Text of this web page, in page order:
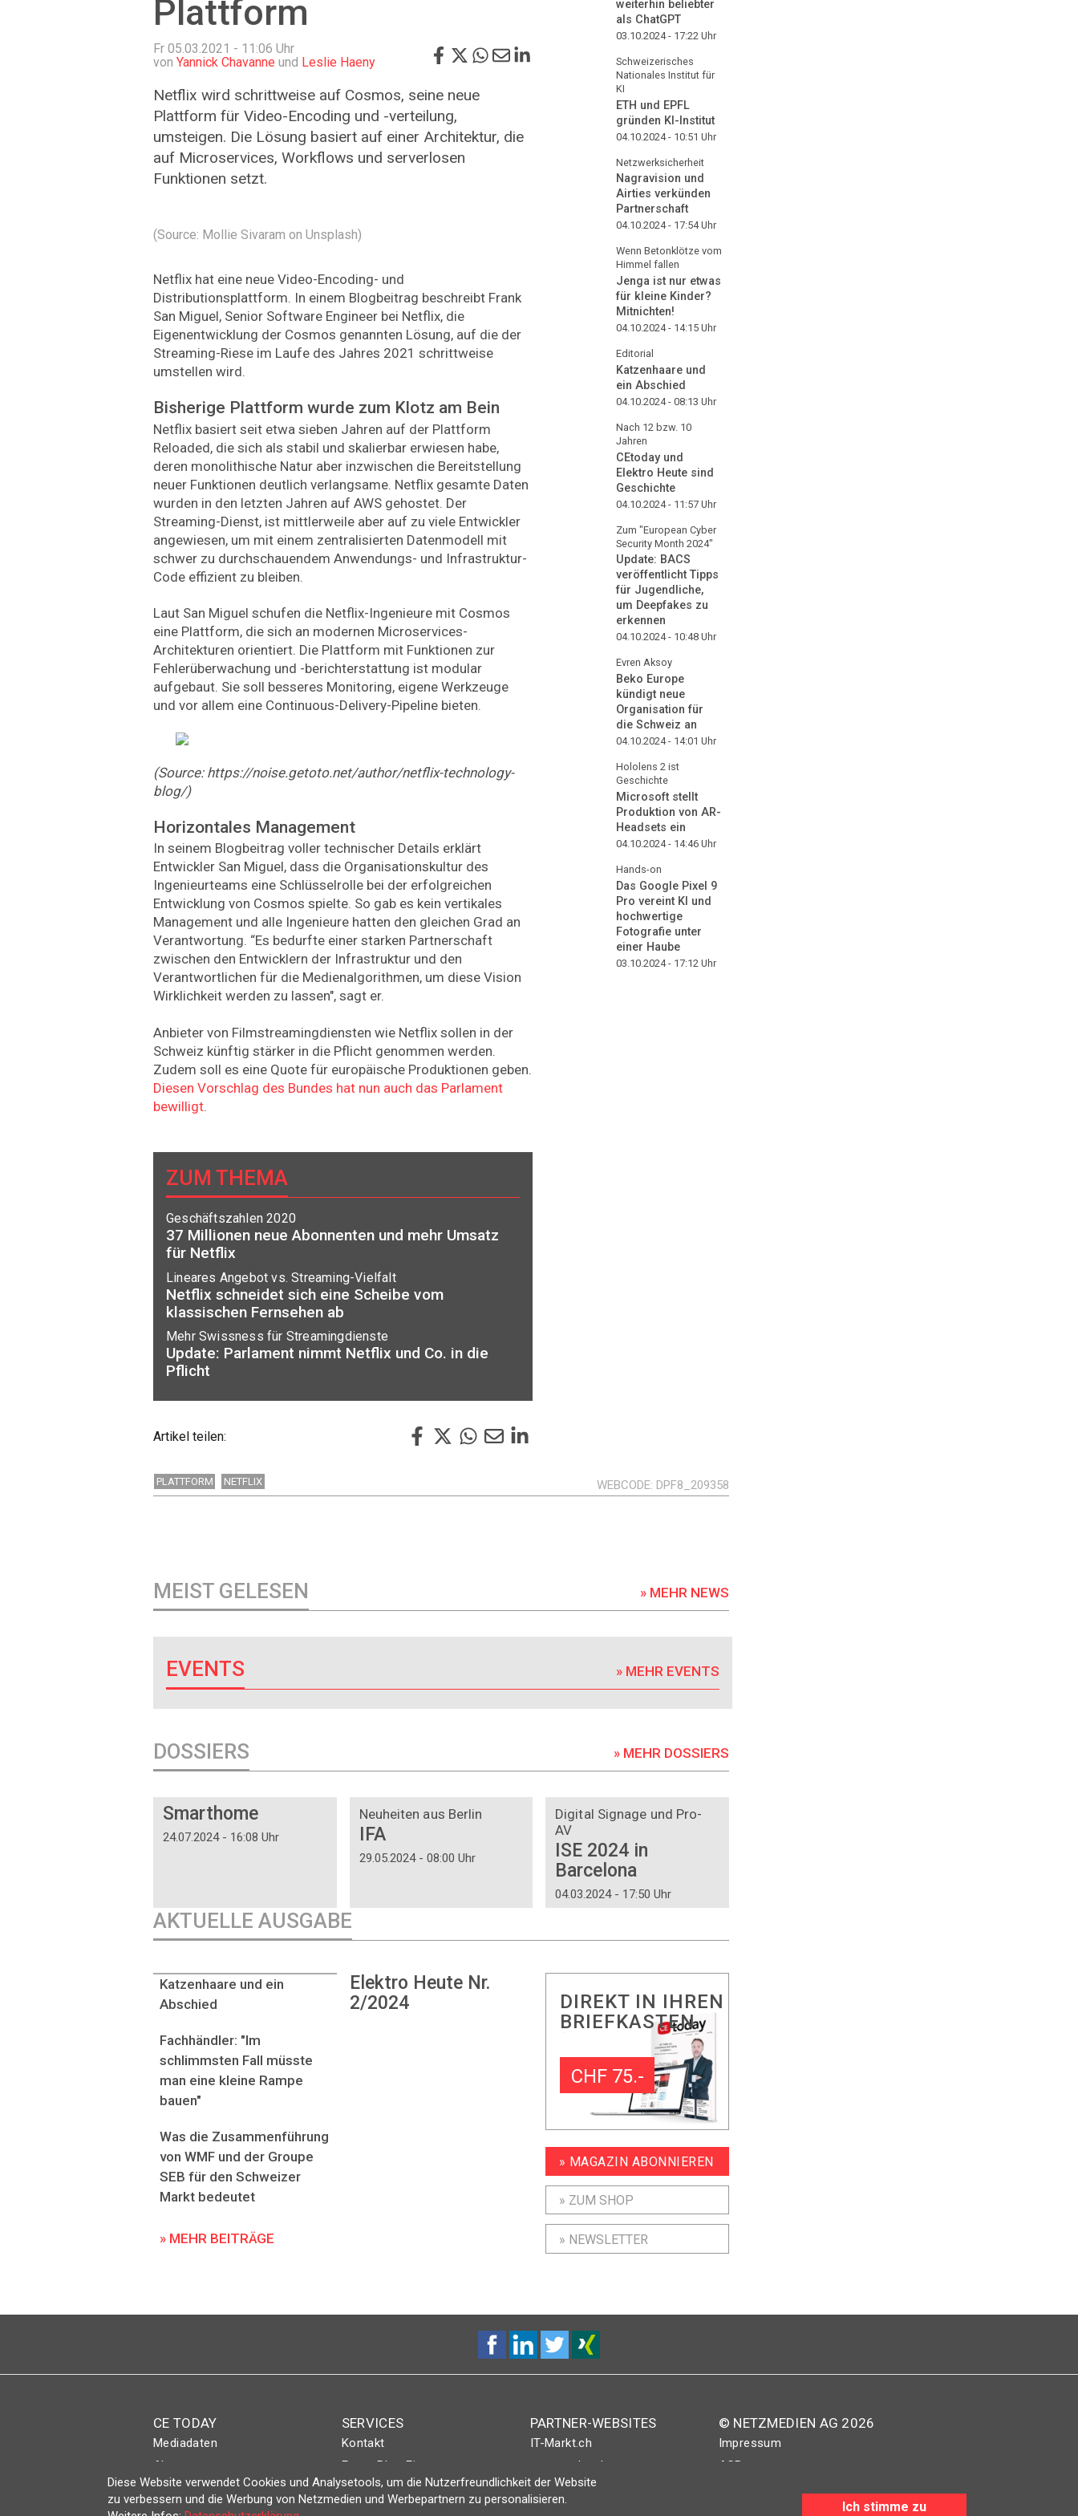
Plattform
Fr 05.03.2021 - 11:06 Uhr
von Yannick Chavanne und Leslie Haeny
Netflix wird schrittweise auf Cosmos, seine neue
Plattform für Video-Encoding und -verteilung,
umsteigen. Die Lösung basiert auf einer Architektur, die
auf Microservices, Workflows und serverlosen
Funktionen setzt.
(Source: Mollie Sivaram on Unsplash)
Netflix hat eine neue Video-Encoding- und
Distributionsplattform. In einem Blogbeitrag beschreibt Frank
San Miguel, Senior Software Engineer bei Netflix, die
Eigenentwicklung der Cosmos genannten Lösung, auf die der
Streaming-Riese im Laufe des Jahres 2021 schrittweise
umstellen wird.
Bisherige Plattform wurde zum Klotz am Bein
Netflix basiert seit etwa sieben Jahren auf der Plattform
Reloaded, die sich als stabil und skalierbar erwiesen habe,
deren monolithische Natur aber inzwischen die Bereitstellung
neuer Funktionen deutlich verlangsame. Netflix gesamte Daten
wurden in den letzten Jahren auf AWS gehostet. Der
Streaming-Dienst, ist mittlerweile aber auf zu viele Entwickler
angewiesen, um mit einem zentralisierten Datenmodell mit
schwer zu durchschauendem Anwendungs- und Infrastruktur-
Code effizient zu bleiben.
Laut San Miguel schufen die Netflix-Ingenieure mit Cosmos
eine Plattform, die sich an modernen Microservices-
Architekturen orientiert. Die Plattform mit Funktionen zur
Fehlerüberwachung und -berichterstattung ist modular
aufgebaut. Sie soll besseres Monitoring, eigene Werkzeuge
und vor allem eine Continuous-Delivery-Pipeline bieten.
(Source: https://noise.getoto.net/author/netflix-technology-
blog/)
Horizontales Management
In seinem Blogbeitrag voller technischer Details erklärt
Entwickler San Miguel, dass die Organisationskultur des
Ingenieurteams eine Schlüsselrolle bei der erfolgreichen
Entwicklung von Cosmos spielte. So gab es kein vertikales
Management und alle Ingenieure hatten den gleichen Grad an
Verantwortung. “Es bedurfte einer starken Partnerschaft
zwischen den Entwicklern der Infrastruktur und den
Verantwortlichen für die Medienalgorithmen, um diese Vision
Wirklichkeit werden zu lassen", sagt er.
Anbieter von Filmstreamingdiensten wie Netflix sollen in der
Schweiz künftig stärker in die Pflicht genommen werden.
Zudem soll es eine Quote für europäische Produktionen geben.
Diesen Vorschlag des Bundes hat nun auch das Parlament
bewilligt.
ZUM THEMA
Geschäftszahlen 2020
37 Millionen neue Abonnenten und mehr Umsatz
für Netflix
Lineares Angebot vs. Streaming-Vielfalt
Netflix schneidet sich eine Scheibe vom
klassischen Fernsehen ab
Mehr Swissness für Streamingdienste
Update: Parlament nimmt Netflix und Co. in die
Pflicht
Artikel teilen:
weiterhin beliebter
als ChatGPT
03.10.2024 - 17:22 Uhr
Schweizerisches
Nationales Institut für
KI
ETH und EPFL
gründen KI-Institut
04.10.2024 - 10:51 Uhr
Netzwerksicherheit
Nagravision und
Airties verkünden
Partnerschaft
04.10.2024 - 17:54Uhr
Wenn Betonklötze vom
Himmel fallen
Jenga ist nur etwas
für kleine Kinder?
Mitnichten!
04.10.2024 - 14:15 Uhr
Editorial
Katzenhaare und
ein Abschied
04.10.2024 - 08:13 Uhr
Nach 12 bzw. 10
Jahren
CEtoday und
Elektro Heute sind
Geschichte
04.10.2024 - 11:57 Uhr
Zum "European Cyber
Security Month 2024"
Update: BACS
veröffentlicht Tipps
für Jugendliche,
um Deepfakes zu
erkennen
04.10.2024 - 10:48 Uhr
Evren Aksoy
Beko Europe
kündigt neue
Organisation für
die Schweiz an
04.10.2024 - 14:01 Uhr
Hololens 2 ist
Geschichte
Microsoft stellt
Produktion von AR-
Headsets ein
04.10.2024 - 14:46 Uhr
Hands-on
Das Google Pixel 9
Pro vereint KI und
hochwertige
Fotografie unter
einer Haube
03.10.2024 - 17:12 Uhr
PLATTFORM NETFLIX WEBCODE DPF8_209358
MEIST GELESEN » MEHR NEWS
EVENTS » MEHR EVENTS
DOSSIERS » MEHR DOSSIERS
Smarthome
24.07.2024 - 16:08 Uhr
Neuheiten aus Berlin
IFA
29.05.2024 - 08:00 Uhr
Digital Signage und Pro-
AV
ISE 2024 in
Barcelona
04.03.2024 - 17:50 Uhr
AKTUELLE AUSGABE
Elektro Heute Nr.
2/2024
Katzenhaare und ein
Abschied
Fachhändler: "Im
schlimmsten Fall müsste
man eine kleine Rampe
bauen"
Was die Zusammenführung
von WMF und der Groupe
SEB für den Schweizer
Markt bedeutet
» MEHR BEITRÄGE
DIREKT IN IHREN
BRIEFKASTEN
CHF 75.-
» MAGAZIN ABONNIEREN
» ZUM SHOP
» NEWSLETTER
CE TODAY
Mediadaten
Abo
Magazin
SERVICES
Kontakt
Event-Plus-Eintrag
Login
PARTNER-WEBSITES
IT-Markt.ch
netzwoche.ch
ICTjournal
© NETZMEDIEN AG 2026
Impressum
AGB
Diese Website verwendet Cookies und Analysetools, um die Nutzerfreundlichkeit der Website
zu verbessern und die Werbung von Netzmedien und Werbepartnern zu personalisieren.
Ich stimme zu